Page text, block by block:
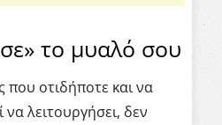
το μυαλό σου
που οτιδήποτε και να
να λειτουργήσει, δεν